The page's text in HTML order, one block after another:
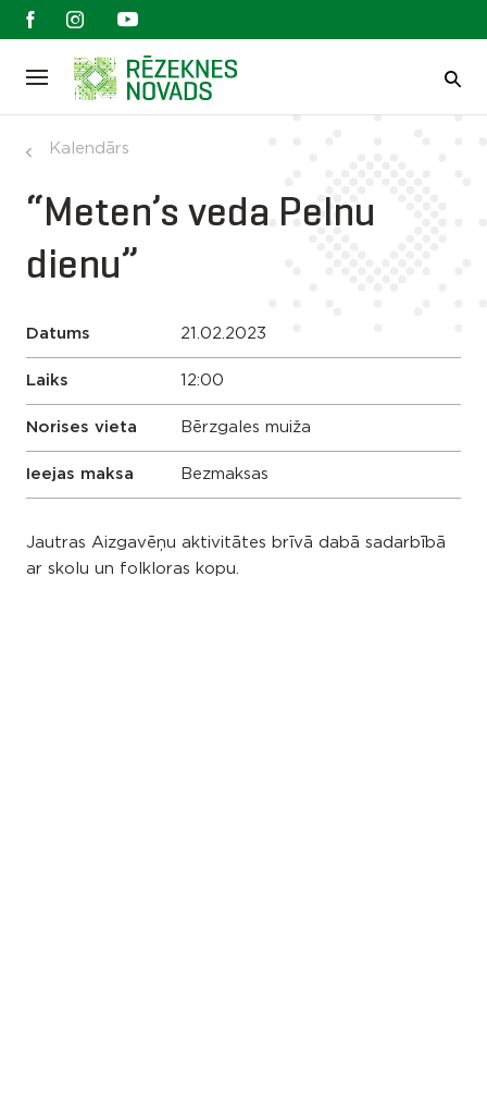
Kalendārs
“Meten’s veda Pelnu
dienu”
Datums 21.02.2023
Laiks 12:00
Norises vieta Bērzgales muiža
Ieejas maksa Bezmaksas
Jautras Aizgavēņu aktivitātes brīvā dabā sadarbībā
ar skolu un folkloras kopu.